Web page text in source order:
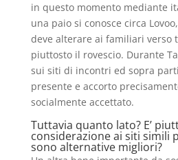
in questo momento mediante
una paio si conosce circa
deve alterare ai familiari verso
piuttosto il rovescio. Durante
sui siti di incontri ed sopra
presente e accorto
socialmente accettato.
Tuttavia quanto lato? E’
considerazione ai siti simili
sono alternative migliori?